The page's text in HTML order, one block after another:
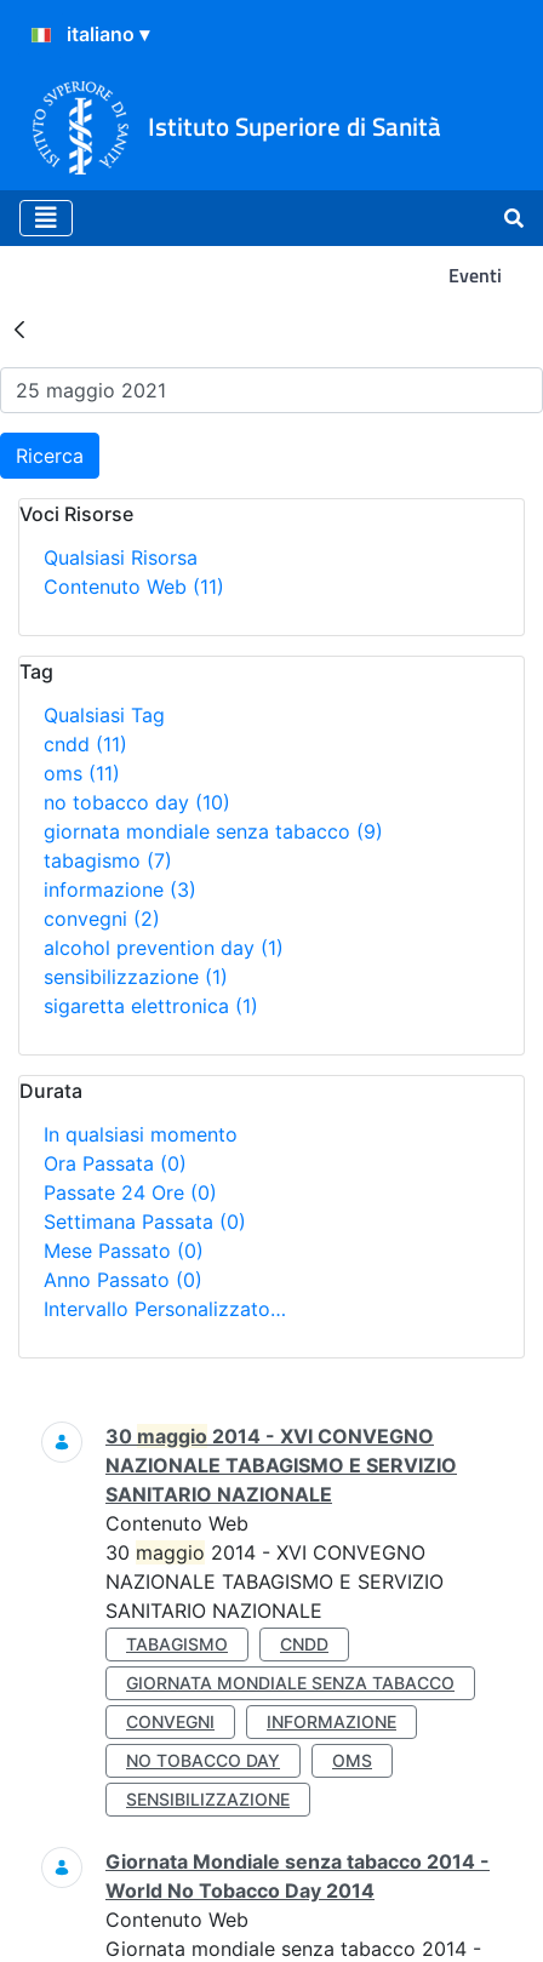
Istituto Superiore di Sanità
Eventi
Risultati della Ricerca -
Ricerca
Voci Risorse
Qualsiasi Risorsa
Contenuto Web (11)
Tag
Qualsiasi Tag
cndd (11)
oms (11)
no tobacco day (10)
giornata mondiale senza tabacco (9)
tabagismo (7)
informazione (3)
convegni (2)
alcohol prevention day (1)
sensibilizzazione (1)
sigaretta elettronica (1)
Durata
In qualsiasi momento
Ora Passata (0)
Passate 24 Ore (0)
Settimana Passata (0)
Mese Passato (0)
Anno Passato (0)
Intervallo Personalizzato…
Ricerca
30 maggio 2014 - XVI CONVEGNO
NAZIONALE TABAGISMO E SERVIZIO
SANITARIO NAZIONALE
Contenuto Web
30 maggio 2014 - XVI CONVEGNO
NAZIONALE TABAGISMO E SERVIZIO
SANITARIO NAZIONALE
TABAGISMO
CNDD
GIORNATA MONDIALE SENZA TABACCO
CONVEGNI
INFORMAZIONE
NO TOBACCO DAY
OMS
SENSIBILIZZAZIONE
Giornata Mondiale senza tabacco 2014 -
World No Tobacco Day 2014
Contenuto Web
Giornata mondiale senza tabacco 2014 -